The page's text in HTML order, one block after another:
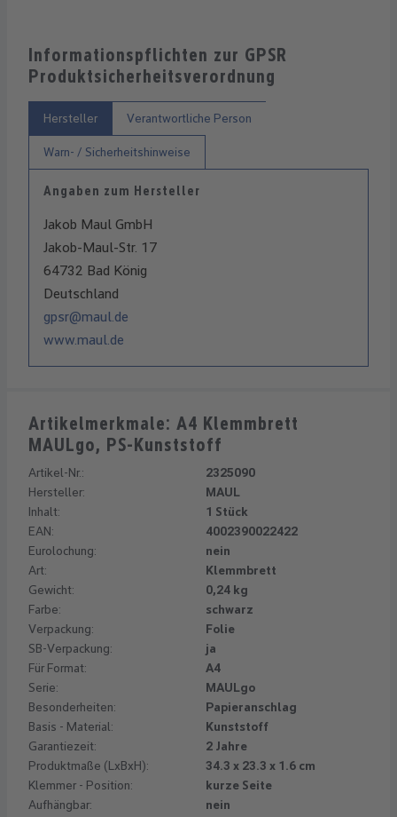
Informationspflichten zur GPSR
Produktsicherheitsverordnung
Hersteller Verantwortliche Person
Warn- / Sicherheitshinweise
Angaben zum Hersteller
Jakob Maul GmbH
Jakob-Maul-Str. 17
64732 Bad König
Deutschland
gpsr@maul.de
www.maul.de
Artikelmerkmale: A4 Klemmbrett
MAULgo, PS-Kunststoff
Artikel-Nr.:
2325090
Hersteller:
MAUL
Inhalt:
1 Stück
EAN:
4002390022422
Eurolochung:
nein
Art:
Klemmbrett
Gewicht:
0,24 kg
Farbe:
schwarz
Verpackung:
Folie
SB-Verpackung:
ja
Für Format:
A4
Serie:
MAULgo
Besonderheiten:
Papieranschlag
Basis - Material:
Kunststoff
Garantiezeit:
2 Jahre
Produktmaße (LxBxH):
34.3 x 23.3 x 1.6 cm
Klemmer - Position:
kurze Seite
Aufhängbar:
nein